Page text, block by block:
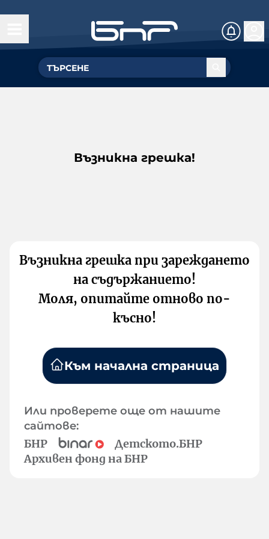
Възникна грешка!
Възникна грешка при зареждането
на съдържанието!
Моля, опитайте отново по-
късно!
Към начална страница
Или проверете още от нашите
сайтове:
БНР
Детското.БНР
Архивен фонд на БНР